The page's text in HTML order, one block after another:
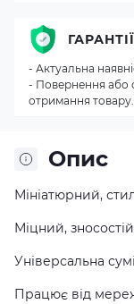
Опис
Мініатюрний,
Міцний,
Універсальна
Працює від
ГАРАНТІЇ
- Актуальна
- Повернення або
отримання товару.